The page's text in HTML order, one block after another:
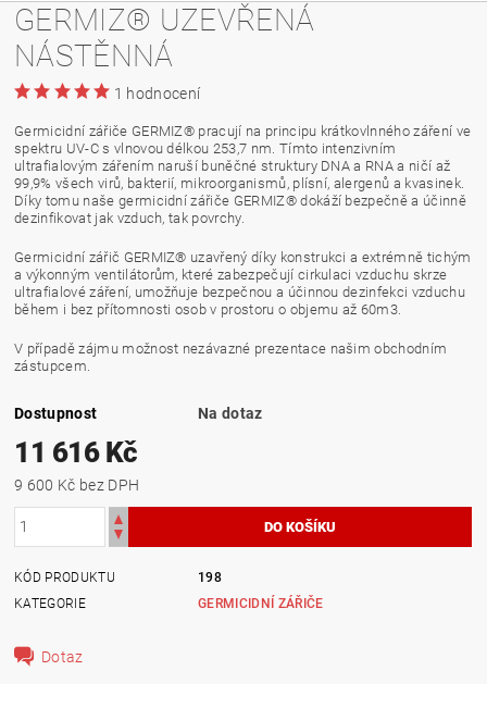
GERMIZ® UZEVŘENÁ
NÁSTĚNNÁ
1 hodnocení
Germicidní zářiče GERMIZ® pracují na principu krátkovlnného záření ve
spektru UV-C s vlnovou délkou 253,7 nm. Tímto intenzivním
ultrafialovým zářením naruší buněčné struktury DNA a RNA a ničí až
99,9% všech virů, bakterií, mikroorganismů, plísní, alergenů a kvasinek.
Díky tomu naše germicidní zářiče GERMIZ® dokáží bezpečně a účinně
dezinfikovat jak vzduch, tak povrchy.
Germicidní zářič GERMIZ® uzavřený díky konstrukci a extrémně tichým
a výkonným ventilátorům, které zabezpečují cirkulaci vzduchu skrze
ultrafialové záření, umožňuje bezpečnou a účinnou dezinfekci vzduchu
během i bez přítomnosti osob v prostoru o objemu až 60m3.
V případě zájmu možnost nezávazné prezentace našim obchodním
zástupcem.
Dostupnost Na dotaz
11 616 Kč
9 600 Kč bez DPH
KÓD PRODUKTU
198
KATEGORIE
GERMICIDNÍ ZÁŘIČE
Dotaz